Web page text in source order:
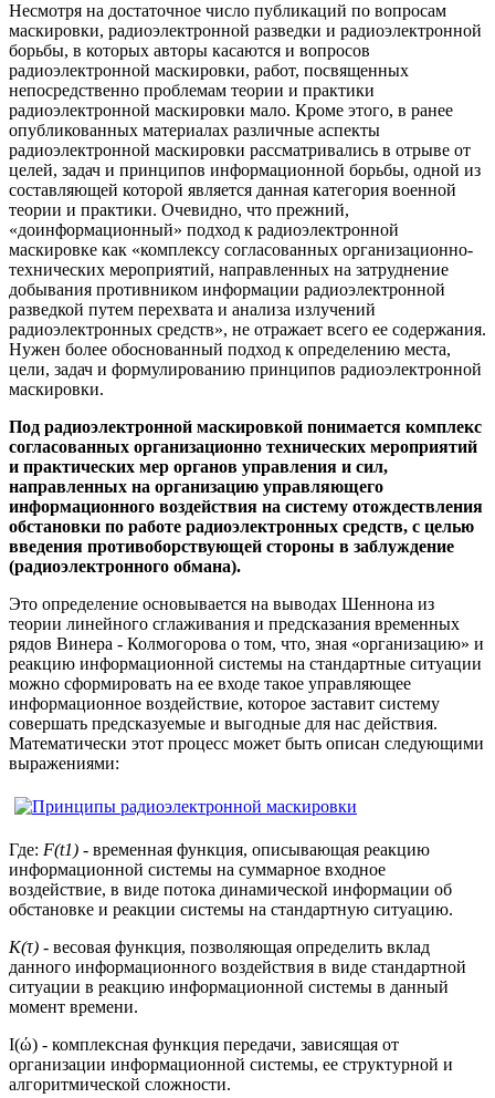
Несмотря на достаточное число публикаций по вопросам
маскировки, радиоэлектронной разведки и радиоэлектронной
борьбы, в которых авторы касаются и вопросов
радиоэлектронной маскировки, работ, посвященных
непосредственно проблемам теории и практики
радиоэлектронной маскировки мало. Кроме этого, в ранее
опубликованных материалах различные аспекты
радиоэлектронной маскировки рассматривались в отрыве от
целей, задач и принципов информационной борьбы, одной из
составляющей которой является данная категория военной
теории и практики. Очевидно, что прежний,
«доинформационный» подход к радиоэлектронной
маскировке как «комплексу согласованных организационно-
технических мероприятий, направленных на затруднение
добывания противником информации радиоэлектронной
разведкой путем перехвата и анализа излучений
радиоэлектронных средств», не отражает всего ее содержания.
Нужен более обоснованный подход к определению места,
цели, задач и формулированию принципов радиоэлектронной
маскировки.
Под радиоэлектронной маскировкой понимается комплекс
согласованных организационно технических мероприятий
и практических мер органов управления и сил,
направленных на организацию управляющего
информационного воздействия на систему отождествления
обстановки по работе радиоэлектронных средств, с целью
введения противоборствующей стороны в заблуждение
(радиоэлектронного обмана).
Это определение основывается на выводах Шеннона из
теории линейного сглаживания и предсказания временных
рядов Винера - Колмогорова о том, что, зная «организацию» и
реакцию информационной системы на стандартные ситуации
можно сформировать на ее входе такое управляющее
информационное воздействие, которое заставит систему
совершать предсказуемые и выгодные для нас действия.
Математически этот процесс может быть описан следующими
выражениями:
Где: F(t1) - временная функция, описывающая реакцию
информационной системы на суммарное входное
воздействие, в виде потока динамической информации об
обстановке и реакции системы на стандартную ситуацию.
К(τ) - весовая функция, позволяющая определить вклад
данного информационного воздействия в виде стандартной
ситуации в реакцию информационной системы в данный
момент времени.
I(ώ) - комплексная функция передачи, зависящая от
организации информационной системы, ее структурной и
алгоритмической сложности.